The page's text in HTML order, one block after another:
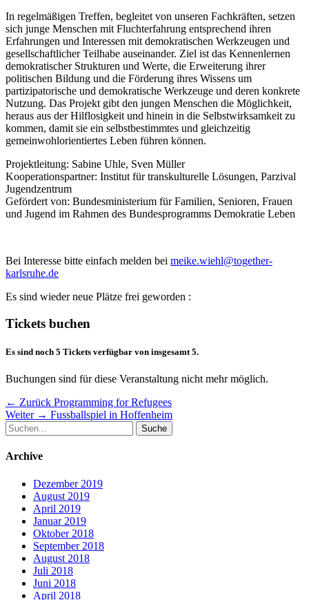
In regelmäßigen Treffen, begleitet von unseren Fachkräften, setzen
sich junge Menschen mit Fluchterfahrung entsprechend ihren
Erfahrungen und Interessen mit demokratischen Werkzeugen und
gesellschaftlicher Teilhabe auseinander. Ziel ist das Kennenlernen
demokratischer Strukturen und Werte, die Erweiterung ihrer
politischen Bildung und die Förderung ihres Wissens um
partizipatorische und demokratische Werkzeuge und deren konkrete
Nutzung. Das Projekt gibt den jungen Menschen die Möglichkeit,
heraus aus der Hilflosigkeit und hinein in die Selbstwirksamkeit zu
kommen, damit sie ein selbstbestimmtes und gleichzeitig
gemeinwohlorientiertes Leben führen können.
Projektleitung: Sabine Uhle, Sven Müller
Kooperationspartner: Institut für transkulturelle Lösungen, Parzival
Jugendzentrum
Gefördert von: Bundesministerium für Familien, Senioren, Frauen
und Jugend im Rahmen des Bundesprogramms Demokratie Leben
Bei Interesse bitte einfach melden bei meike.wiehl@together-
karlsruhe.de
Es sind wieder neue Plätze frei geworden :
Tickets buchen
Es sind noch 5 Tickets verfügbar von insgesamt 5.
Buchungen sind für diese Veranstaltung nicht mehr möglich.
Beitragsnavigation
← Zurück Vorheriger
Beitrag:
Programming for Refugees
Weiter → Nächster
Fussballspiel in Hoffenheim
Suche
nach:
Archive
Dezember 2019
August 2019
April 2019
Januar 2019
Oktober 2018
September 2018
August 2018
Juli 2018
Juni 2018
April 2018